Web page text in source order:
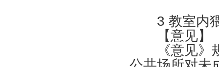
3 教室内
【意见】
《意见》规